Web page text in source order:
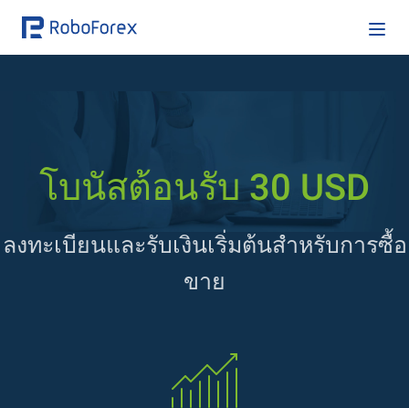
โบนัสต้อนรับ 30 USD
ลงทะเบียนและรับเงินเริ่มต้นสำหรับการซื้อ
ขาย